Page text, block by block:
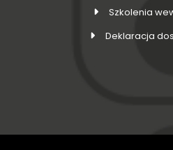
Szkolenia
Deklaracja